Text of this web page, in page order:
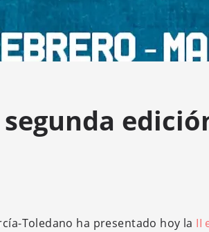
Toledano ha presentado hoy la II